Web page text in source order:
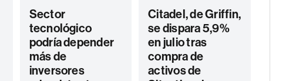
Sector
tecnológico
podría depender
más de
inversores
Citadel, de Griffin,
se dispara 5,9%
en julio tras
compra de
activos de